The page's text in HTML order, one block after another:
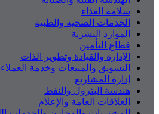
سلامة الغذاء
الخدمات الصحية والطبية
الموارد البشرية
قطاع التأمين
الإدارة والقيادة وتطوير الذات
التسويق والمبيعات وخدمة العملاء
إدارة المشاريع
هندسة البترول والنفط
العلاقات العامة والإعلام